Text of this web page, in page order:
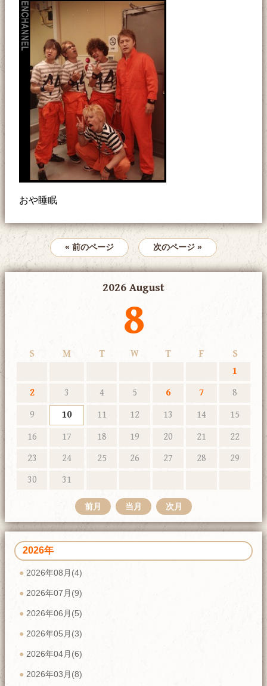
おや睡眠
« 前のページ 次のページ »
2026 August
8
S M T W T F
S
1
2
3 4 5 6 7
8
9
10 11 12 13 14
15
16
17 18 19 20 21
22
23
24 25 26 27 28
29
30
31
前月 当月 次月
2026年
2026年08月(4)
2026年07月(9)
2026年06月(5)
2026年05月(3)
2026年04月(6)
2026年03月(8)